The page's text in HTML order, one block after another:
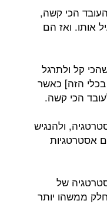
הכי קשה,
אותו. ואז הם
קל ולתרגל
בכלי הזה] כאשר
הכי קשה.
ולהנגיש
אסטרטגיות
של
ממשהו יותר